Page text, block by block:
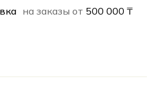
на заказы от 500 000 ₸